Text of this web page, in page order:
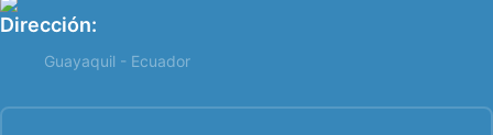
Dirección:
Guayaquil - Ecuador